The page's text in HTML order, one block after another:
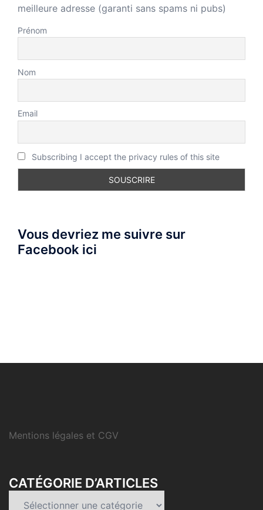
meilleure adresse (garanti sans spams ni pubs)
Prénom
Nom
Email
Subscribing I accept the privacy rules of this site
Vous devriez me suivre sur
Facebook ici
Mentions légales et CGV
CATÉGORIE D’ARTICLES